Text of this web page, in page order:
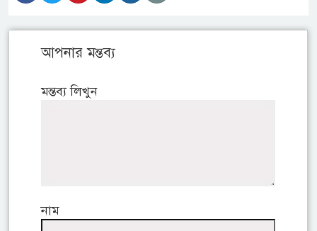
আপনার মন্তব্য
মন্তব্য লিখুন
নাম